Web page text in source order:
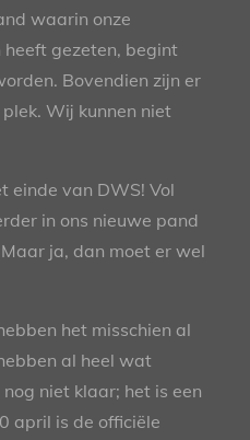
waarin onze
gezeten, begint
Bovendien zijn er
Wij kunnen niet
einde van DWS! Vol
in ons nieuwe pand
ja, dan moet er wel
het misschien al
al heel wat
niet klaar; het is een
april is de officiële